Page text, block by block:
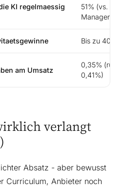
KI regelmaessig
51% (vs.
Manager)
Bis zu 40%
am Umsatz
0,35%
0,41%)
verlangt
Absatz - aber bewusst
Curriculum, Anbieter noch